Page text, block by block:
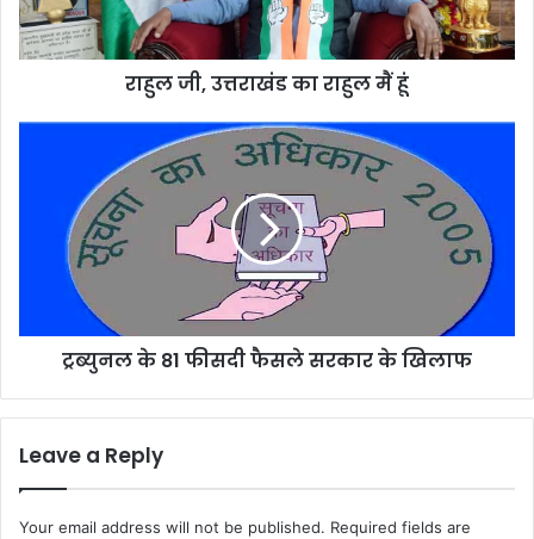
हूं
राहुल जी, उत्तराखंड का राहुल मैं हूं
ट्रब्युनल के 81 फीसदी फैसले सरकार के खिलाफ
Leave a Reply
Your email address will not be published. Required fields are